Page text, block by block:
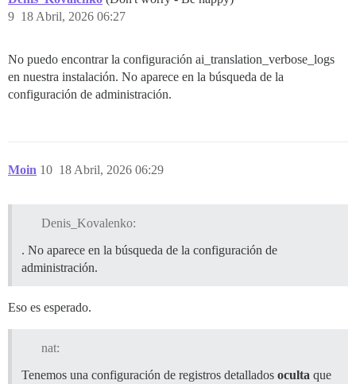
18 Abril, 2026 06:27
9
No puedo encontrar la configuración ai_translation_verbose_logs
en nuestra instalación. No aparece en la búsqueda de la
configuración de administración.
Moin 18 Abril, 2026 06:29
10
Denis_Kovalenko:
. No aparece en la búsqueda de la configuración de
administración.
Eso es esperado.
nat:
Tenemos una configuración de registros detallados oculta que